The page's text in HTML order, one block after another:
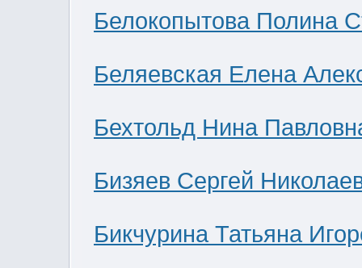
Белокопытова Полина
Беляевская Елена
Бехтольд Нина
Бизяев Сергей
Бикчурина Татьяна